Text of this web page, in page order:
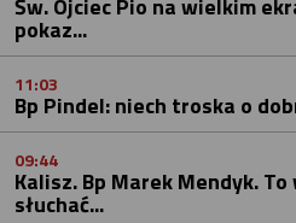
Św. Ojciec Pio na wielkim
pokaz...
11:03
Bp Pindel: niech troska o
09:44
Kalisz. Bp Marek Mendyk.
słuchać...